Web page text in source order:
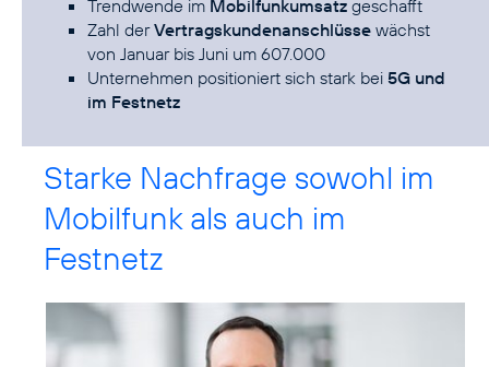
Trendwende im Mobilfunkumsatz geschafft
Zahl derVertragskundenanschlüsse wächst
von Januar bis Juni um 607.000
Unternehmen positioniert sich stark bei 5G und
im Festnetz
Starke Nachfrage sowohl im
Mobilfunk als auch im
Festnetz